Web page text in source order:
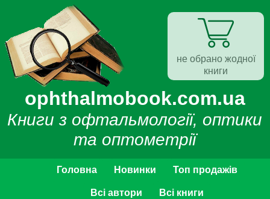
ophthalmobook.com.ua
Книги з офтальмології, оптики
та оптометрії
Головна Новинки Топ продажів
Всі автори Всі книги
не обрано жодної
книги